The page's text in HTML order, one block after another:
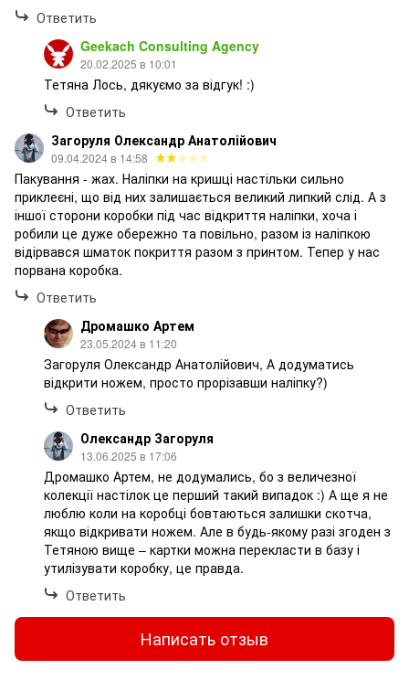
Ответить
Geekach Consulting Agency
20.02.2025 в 10:01
Тетяна Лось, дякуємо за відгук! :)
Ответить
Загоруля Олександр Анатолійович
09.04.2024 в 14:58
Пакування - жах. Наліпки на кришці настільки сильно
приклеєні, що від них залишається великий липкий слід. А з
іншої сторони коробки під час відкриття наліпки, хоча і
робили це дуже обережно та повільно, разом із наліпкою
відірвався шматок покриття разом з принтом. Тепер у нас
порвана коробка.
Ответить
Дромашко Артем
23.05.2024 в 11:20
Загоруля Олександр Анатолійович, А додуматись
відкрити ножем, просто прорізавши наліпку?)
Ответить
Олександр Загоруля
13.06.2025 в 17:06
Дромашко Артем, не додумались, бо з величезної
колекції настілок це перший такий випадок :) А ще я не
люблю коли на коробці бовтаються залишки скотча,
якщо відкривати ножем. Але в будь-якому разі згоден з
Тетяною вище – картки можна перекласти в базу і
утилізувати коробку, це правда.
Ответить
Написать отзыв